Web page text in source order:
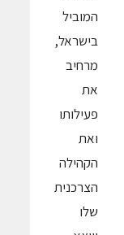
המוביל
בישראל,
מרחיב
את
פעילותו
ואת
הקהילה
הצרכנית
שלו